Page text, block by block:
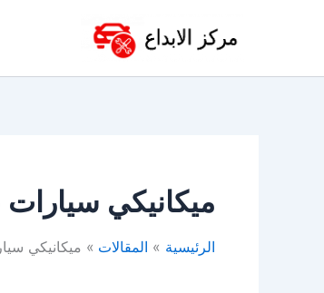
ميكانيكي
الرئيسية المقالات ميكانيكي